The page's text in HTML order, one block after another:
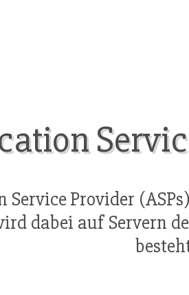
Provider
dabei auf Servern